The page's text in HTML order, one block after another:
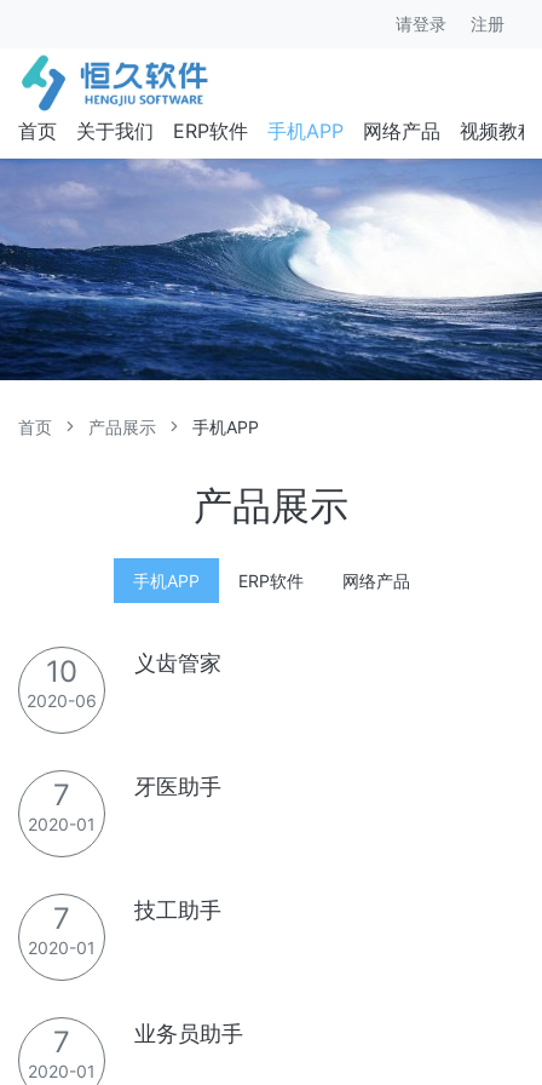
请登录 注册
首页 关于我们 ERP软件 手机APP 网络产品 视频教程
首页 产品展示 手机APP
产品展示
手机APP ERP软件 网络产品
10
2020-06
义齿管家
7
2020-01
牙医助手
7
2020-01
技工助手
7
2020-01
业务员助手